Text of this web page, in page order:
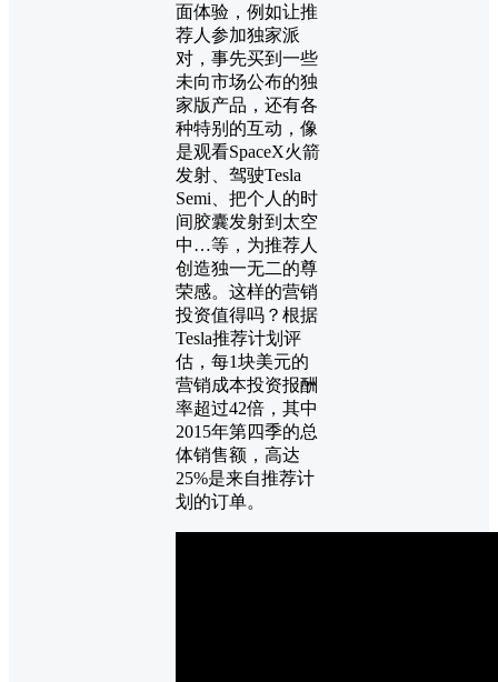
面体验，例如让推
荐人参加独家派
对，事先买到一些
未向市场公布的独
家版产品，还有各
种特别的互动，像
是观看SpaceX火箭
发射、驾驶Tesla
Semi、把个人的时
间胶囊发射到太空
中…等，为推荐人
创造独一无二的尊
荣感。这样的营销
投资值得吗？根据
Tesla推荐计划评
估，每1块美元的
营销成本投资报酬
率超过42倍，其中
2015年第四季的总
体销售额，高达
25%是来自推荐计
划的订单。